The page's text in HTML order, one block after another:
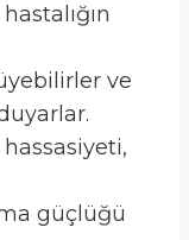
ve
güçlüğü